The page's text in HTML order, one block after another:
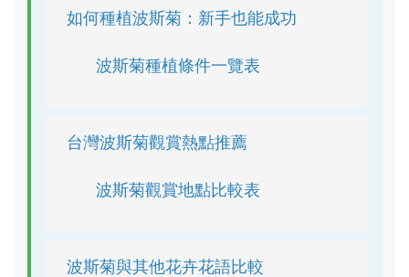
如何種植波斯菊：新手也能成功
波斯菊種植條件一覽表
台灣波斯菊觀賞熱點推薦
波斯菊觀賞地點比較表
波斯菊與其他花卉花語比較